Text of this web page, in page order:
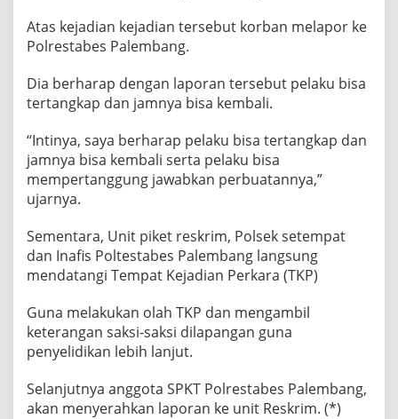
Atas kejadian kejadian tersebut korban melapor ke
Polrestabes Palembang.
Dia berharap dengan laporan tersebut pelaku bisa
tertangkap dan jamnya bisa kembali.
“Intinya, saya berharap pelaku bisa tertangkap dan
jamnya bisa kembali serta pelaku bisa
mempertanggung jawabkan perbuatannya,”
ujarnya.
Sementara, Unit piket reskrim, Polsek setempat
dan Inafis Poltestabes Palembang langsung
mendatangi Tempat Kejadian Perkara (TKP)
Guna melakukan olah TKP dan mengambil
keterangan saksi-saksi dilapangan guna
penyelidikan lebih lanjut.
Selanjutnya anggota SPKT Polrestabes Palembang,
akan menyerahkan laporan ke unit Reskrim. (*)